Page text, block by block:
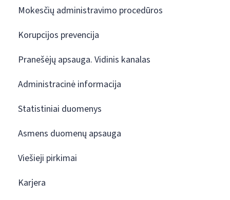
Mokesčių administravimo procedūros
Korupcijos prevencija
Pranešėjų apsauga. Vidinis kanalas
Administracinė informacija
Statistiniai duomenys
Asmens duomenų apsauga
Viešieji pirkimai
Karjera